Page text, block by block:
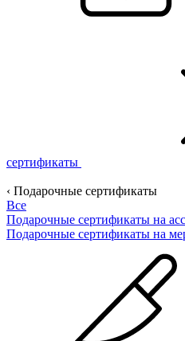
сертификаты
‹ Подарочные сертификаты
Все
Подарочные сертификаты на
Подарочные сертификаты на